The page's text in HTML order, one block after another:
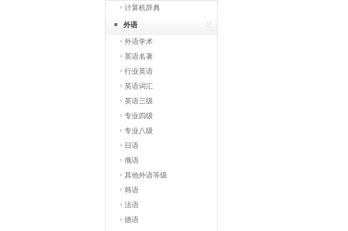
计算机辞典
外语
外语学术
英语名著
行业英语
英语词汇
英语三级
专业四级
专业八级
日语
俄语
其他外语等级
韩语
法语
德语